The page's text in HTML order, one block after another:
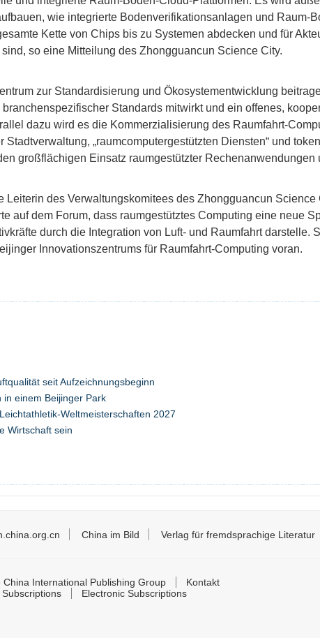
wie integrierte Bodenverifikationsanlagen und Raum-
Kette von Chips bis zu Systemen abdecken und für
so eine Mitteilung des Zhongguancun Science City.
zur Standardisierung und Ökosystementwicklung
Standards mitwirkt und ein offenes,
dazu wird es die Kommerzialisierung des Raumfahrt-
Stadtverwaltung, „raumcomputergestützten Diensten“ und
großflächigen Einsatz raumgestützter Rechenanwendungen
Leiterin des Verwaltungskomitees des Zhongguancun
auf dem Forum, dass raumgestütztes Computing eine neue
durch die Integration von Luft- und Raumfahrt darstelle.
Innovationszentrums für Raumfahrt-Computing voran.
seit Aufzeichnungsbeginn
einem Beijinger Park
Weltmeisterschaften 2027
Wirtschaft sein
China im Bild Verlag für fremdsprachige Literatur
China International Publishing Group
Kontakt
Electronic Subscriptions